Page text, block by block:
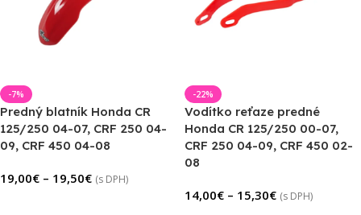
-7%
Predný blatník Honda CR
125/250 04-07, CRF 250 04-
09, CRF 450 04-08
19,00€ – 19,50€ (s DPH)
-22%
Vodítko reťaze predné
Honda CR 125/250 00-07,
CRF 250 04-09, CRF 450 02-
08
14,00€ – 15,30€ (s DPH)